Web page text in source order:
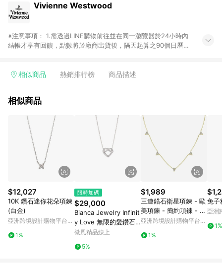
Vivienne Westwood
※注意事項： 1.需透過LINE購物前往並在同一瀏覽器於24小時內
結帳才享有回饋，點數將於廠商出貨後，隔天起算之90個日曆天
差異。 4.若於商家App下單，不符合LINE購物導購資格。
相似商品 熱銷排行榜 商品描述
相似商品
$12,027
10K 鑽石迷你花朵項鍊
(白金)
亞洲跨境設計購物平台
1%
限時加碼
$29,000
Bianca Jewelry Infinit
y Love 無限的愛鑽石
項鍊
微風精品線上
5%
$1,989
三連鋯石衛星項鍊 - 歐
美項鍊 - 簡約項鍊 - 小
清新
亞洲跨境設計購物平台
1%
兔子
亞洲
1%